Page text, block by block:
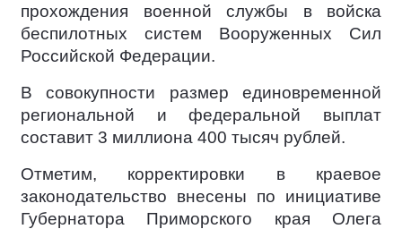
прохождения военной службы в войска
беспилотных систем Вооруженных Сил
Российской Федерации.
В совокупности размер единовременной
региональной и федеральной выплат
составит 3 миллиона 400 тысяч рублей.
Отметим, корректировки в краевое
законодательство внесены по инициативе
Губернатора Приморского края Олега